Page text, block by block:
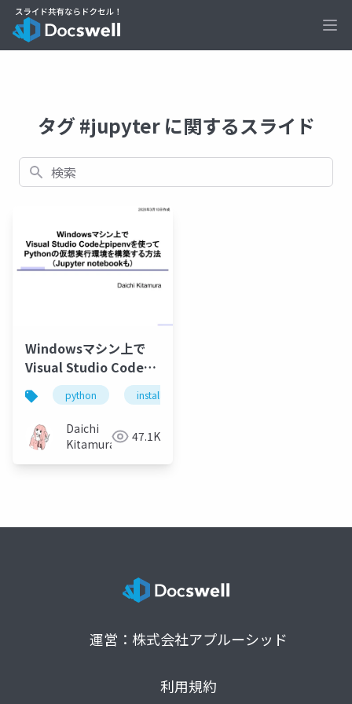
タグ #jupyter に関するスライド
検索
Windowsマシン上で
Visual Studio Codeと
pipenvを使って
Pythonの仮想実行環境
を構築する方法
（Jupyter notebook
も）
python install
Daichi
Kitamura
47.1K
運営：株式会社アプルーシッド
利用規約